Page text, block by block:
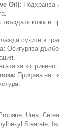
Oil): Подхранва
твърдата кожа и
сухите и
Осигурява
за копринено
Придава на
Urea,
Stearate,